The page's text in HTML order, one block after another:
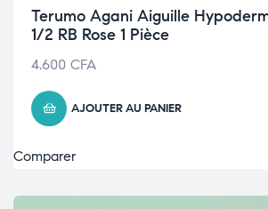
Terumo Agani Aiguille
1/2 RB Rose 1 Pièce
4.600 CFA
AJOUTER AU PANIER
Comparer